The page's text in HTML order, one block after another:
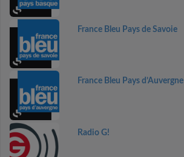
France Bleu Pays de Savoie
France Bleu Pays d’Auvergne
Radio G!